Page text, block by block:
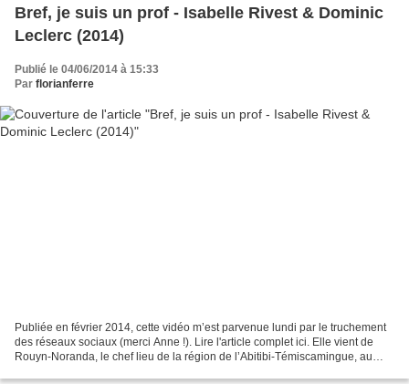
Bref, je suis un prof - Isabelle Rivest & Dominic
Leclerc (2014)
Publié le 04/06/2014 à 15:33
Par florianferre
Publiée en février 2014, cette vidéo m’est parvenue lundi par le truchement
des réseaux sociaux (merci Anne !). Lire l'article complet ici. Elle vient de
Rouyn-Noranda, le chef lieu de la région de l’Abitibi-Témiscamingue, au